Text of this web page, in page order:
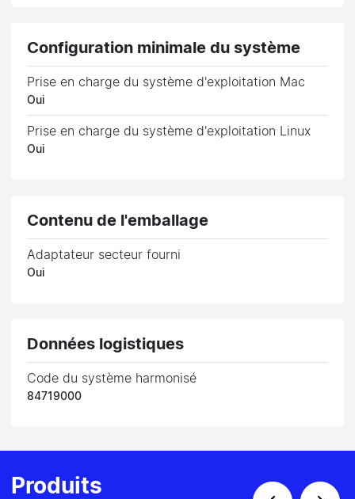
Configuration minimale du système
Prise en charge du système d'exploitation Mac
Oui
Prise en charge du système d'exploitation Linux
Oui
Contenu de l'emballage
Adaptateur secteur fourni
Oui
Données logistiques
Code du système harmonisé
84719000
Produits